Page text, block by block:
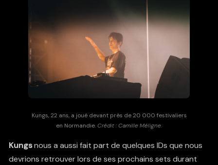
Kungs, 22 ans, a joué devant près de 20 000 festivaliers
en Normandie.Crédit : Camille Méligne.
Kungsnous a aussi fait part de quelques IDs que nous
devrions retrouver lors de ses prochains sets durant